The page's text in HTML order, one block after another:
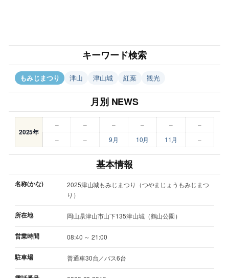
キーワード検索
もみじまつり 津山 津山城 紅葉 観光
月別 NEWS
2025年
– – – – –
–
–
– 9月 10月 11月 –
基本情報
名称(かな)
2025津山城もみじまつり（つやまじょうもみじまつ
り）
所在地 岡山県津山市山下135津山城（鶴山公園）
営業時間 08:40 ～ 21:00
駐車場 普通車30台／バス6台